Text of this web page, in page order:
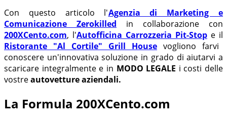
Con questo articolo l'Agenzia di Marketing e
Comunicazione Zerokilled
in collaborazione con
200XCento.com, l'Autofficina Carrozzeria Pit-Stop e il
Ristorante "Al Cortile" Grill House vogliono farvi
conoscere un'innovativa soluzione in grado di aiutarvi a
scaricare integralmente e in MODO LEGALE i costi delle
vostreautovetture aziendali.
La Formula 200XCento.com